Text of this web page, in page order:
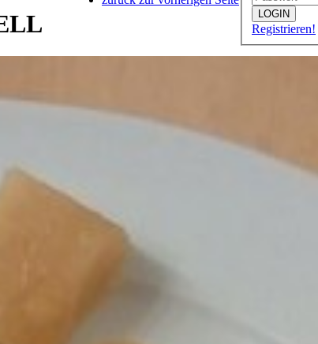
LOGIN
Registrieren!